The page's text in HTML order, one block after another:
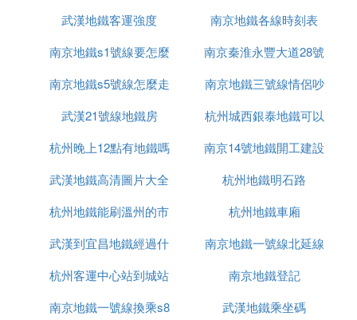
參考資料:武漢軌道交通 網路
⑤ 求武漢地鐵規劃圖！要最新的詳細的有1
3條線的清晰圖！
工，還靠譜些
13條線的所謂遠景規專劃，還在改屬來改去，他們規
劃局自己都不信，最好是別信這個了。。。。。
⑥ 武漢地鐵整體圖
武漢地鐵客運強度
南京地鐵各線時刻表
南京地鐵s1號線要怎麼
買票
南京秦淮永豐大道28號
地鐵站在哪裡
南京地鐵s5號線怎麼走
南京地鐵三號線情侶吵
架視頻
武漢21號線地鐵房
杭州城西銀泰地鐵可以
到
杭州晚上12點有地鐵嗎
南京14號地鐵開工建設
武漢地鐵高清圖片大全
圖片大全圖片
杭州地鐵明石路
杭州地鐵能刷溫州的市
民卡嗎
杭州地鐵車廂
武漢到宜昌地鐵經過什
麼地方
南京地鐵一號線北延線
什麼時候通車
杭州客運中心站到城站
地鐵
南京地鐵登記
南京地鐵一號線換乘s8
武漢地鐵乘坐碼